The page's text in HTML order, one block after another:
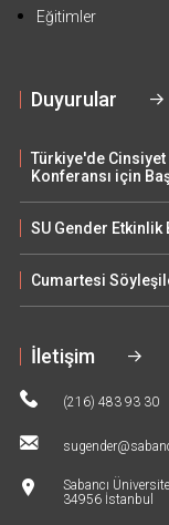
Eğitimler
Duyurular
Türkiye'de Cinsiyet
Konferansı için
SU Gender Etkinlik
Cumartesi
İletişim
(216) 483 93 30
Sabancı
34956 İstanbul